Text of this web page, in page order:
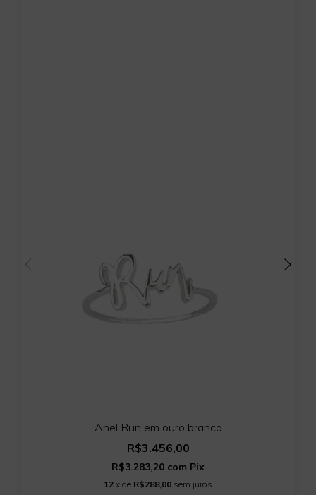
Anel Run em ouro branco
R$3.456,00
R$3.283,20 com Pix
12 x de R$288,00 sem juros